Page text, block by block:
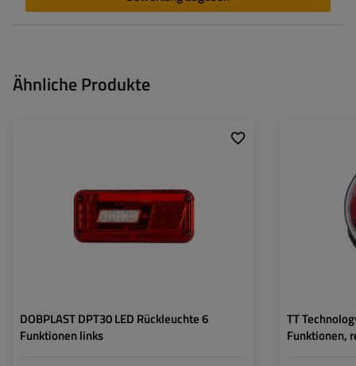
Ähnliche Produkte
DOBPLAST DPT30 LED Rückleuchte 6
Funktionen links
5-PIN-Bajonett
Lampenfunktionen:
Positionslicht
Bremslicht ,Blinker
Nebelschlussleuchte
TT
Funktionen,